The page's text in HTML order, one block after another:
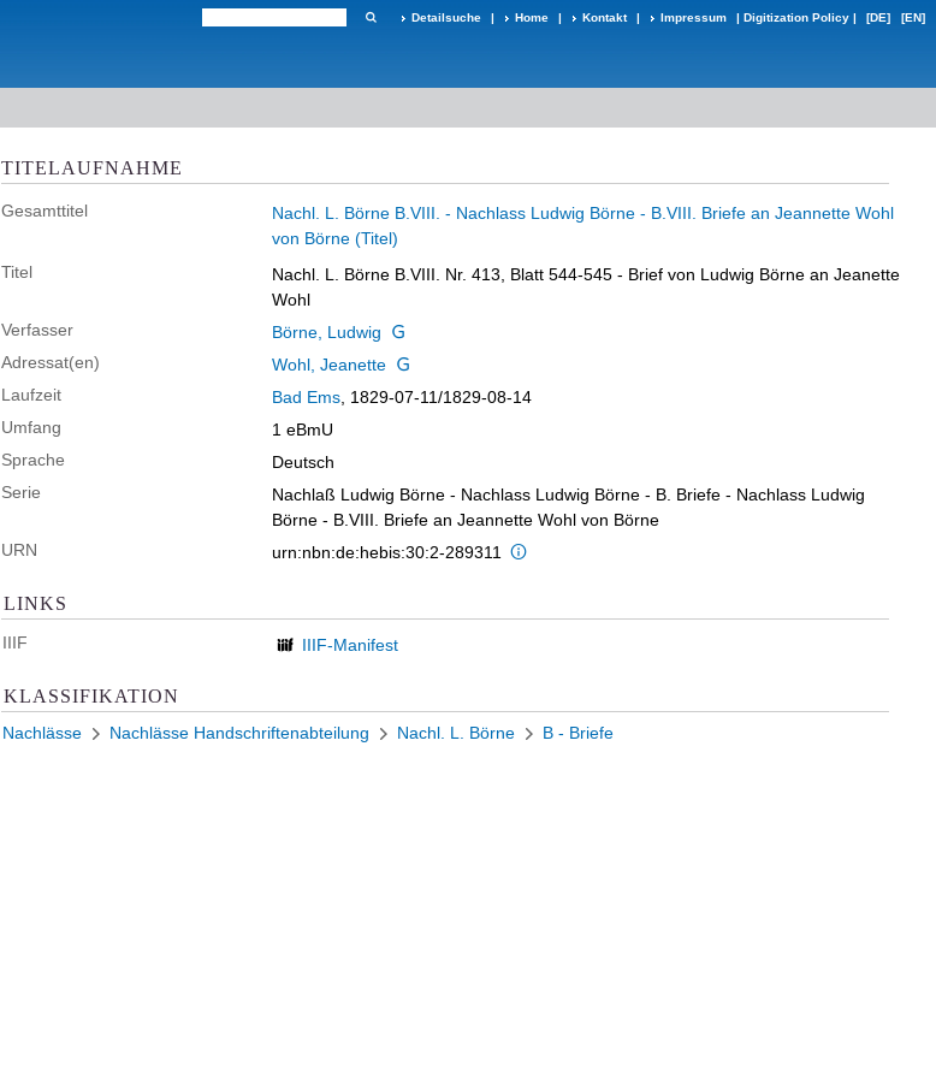
Detailsuche | Home | Kontakt | Impressum | Digitization Policy | [DE] [EN]
TITELAUFNAHME
Gesamttitel
Nachl. L. Börne B.VIII. - Nachlass Ludwig Börne - B.VIII. Briefe an Jeannette Wohl
von Börne (Titel)
Titel
Nachl. L. Börne B.VIII. Nr. 413, Blatt 544-545 - Brief von Ludwig Börne an Jeanette
Wohl
Verfasser
Börne, Ludwig
Adressat(en)
Wohl, Jeanette
Laufzeit
Bad Ems , 1829-07-11/1829-08-14
Umfang
1 eBmU
Sprache
Deutsch
Serie
Nachlaß Ludwig Börne - Nachlass Ludwig Börne - B. Briefe - Nachlass Ludwig
Börne - B.VIII. Briefe an Jeannette Wohl von Börne
URN
urn:nbn:de:hebis:30:2-289311
LINKS
IIIF IIIF-Manifest
KLASSIFIKATION
Nachlässe Nachlässe Handschriftenabteilung Nachl. L. Börne B - Briefe